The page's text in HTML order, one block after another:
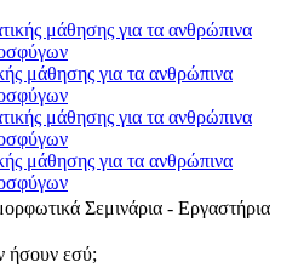
μάθησης για τα ανθρώπινα
μάθησης για τα ανθρώπινα
Σεμινάρια - Εργαστήρια
ήσουν εσύ;